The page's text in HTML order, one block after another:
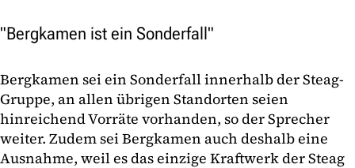
"Bergkamen ist ein Sonderfall"
Bergkamen sei ein Sonderfall innerhalb der Steag-
Gruppe, an allen übrigen Standorten seien
hinreichend Vorräte vorhanden, so der Sprecher
weiter. Zudem sei Bergkamen auch deshalb eine
Ausnahme, weil es das einzige Kraftwerk der Steag